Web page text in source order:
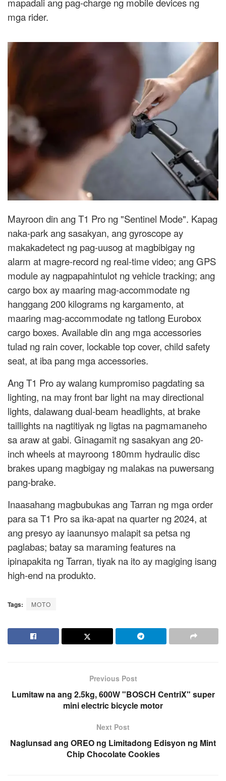
mga rider.
Mayroon din ang T1 Pro ng "Sentinel Mode". Kapag
naka-park ang sasakyan, ang gyroscope ay
makakadetect ng pag-uusog at magbibigay ng
alarm at magre-record ng real-time video; ang GPS
module ay nagpapahintulot ng vehicle tracking; ang
cargo box ay maaring mag-accommodate ng
hanggang 200 kilograms ng kargamento, at
maaring mag-accommodate ng tatlong Eurobox
cargo boxes. Available din ang mga accessories
tulad ng rain cover, lockable top cover, child safety
seat, at iba pang mga accessories.
Ang T1 Pro ay walang kumpromiso pagdating sa
lighting, na may front bar light na may directional
lights, dalawang dual-beam headlights, at brake
taillights na nagtitiyak ng ligtas na pagmamaneho
sa araw at gabi. Ginagamit ng sasakyan ang 20-
inch wheels at mayroong 180mm hydraulic disc
brakes upang magbigay ng malakas na puwersang
pang-brake.
Inaasahang magbubukas ang Tarran ng mga order
para sa T1 Pro sa ika-apat na quarter ng 2024, at
ang presyo ay iaanunsyo malapit sa petsa ng
paglabas; batay sa maraming features na
ipinapakita ng Tarran, tiyak na ito ay magiging isang
high-end na produkto.
Tags: MOTO
Previous Post
Lumitaw na ang 2.5kg, 600W "BOSCH CentriX" super
mini electric bicycle motor
Next Post
Naglunsad ang OREO ng Limitadong Edisyon ng Mint
Chip Chocolate Cookies